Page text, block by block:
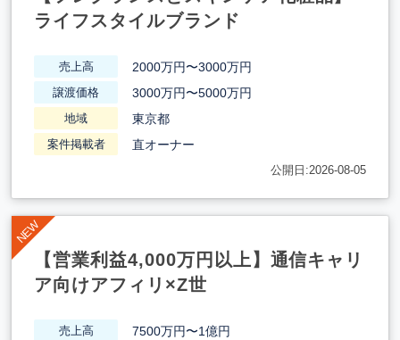
ライフスタイルブランド
売上高 2000万円〜3000万円
譲渡価格 3000万円〜5000万円
地域 東京都
案件掲載者 直オーナー
公開日:2026-08-05
【営業利益4,000万円以上】通信キャリ
ア向けアフィリ×Z世
売上高 7500万円〜1億円